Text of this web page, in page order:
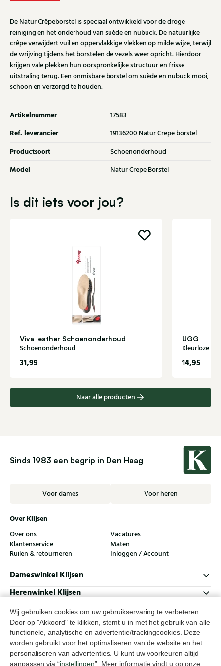
Wij gebruiken cookies om uw gebruikservaring te verbeteren.
Door op "Akkoord" te klikken, stemt u in met het gebruik van alle
functionele, analytische en advertentie/trackingcookies. Deze
worden gebruikt voor het optimaliseren van de website en het
personaliseren van advertenties. U kunt uw voorkeuren altijd
aanpassen via “instellingen”. Meer informatie vindt u op onze
De Natur Crêpeborstel is speciaal ontwikkeld voor de droge
reiniging en het onderhoud van suède en nubuck. De natuurlijke
crêpe verwijdert vuil en oppervlakkige vlekken op milde wijze, terwijl
de wrijving tijdens het borstelen de vezels weer opricht. Hierdoor
krijgen vale plekken hun oorspronkelijke structuur en frisse
uitstraling terug. Een onmisbare borstel om suède en nubuck mooi,
schoon en verzorgd te houden.
Artikelnummer 17583
Ref. leverancier 19136200 Natur Crepe borstel
Productsoort Schoenonderhoud
Model Natur Crepe Borstel
Is dit iets voor jou?
Viva leather Schoenonderhoud
Schoenonderhoud
31,99
UGG
Kleurloze
14,95
Naar alle producten
Sinds 1983 een begrip in Den Haag
Voor dames Voor heren
Over Klijsen
Over ons
Vacatures
Klantenservice
Maten
Ruilen & retourneren
Inloggen / Account
Dameswinkel Klijsen
Herenwinkel Klijsen
Klantenservice
Volg ons
© Klijsen Schoenmode - 2026